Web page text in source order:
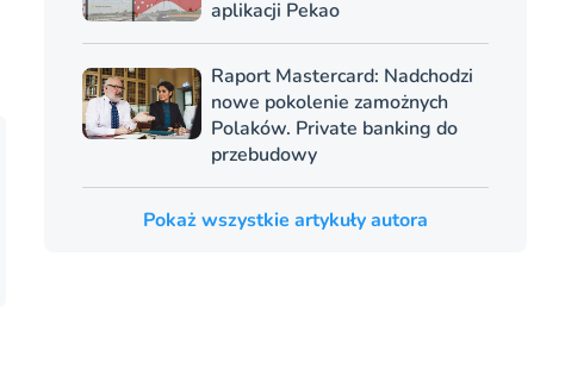
aplikacji Pekao
Raport Mastercard: Nadchodzi
nowe pokolenie zamożnych
Polaków. Private banking do
przebudowy
Pokaż wszystkie artykuły autora